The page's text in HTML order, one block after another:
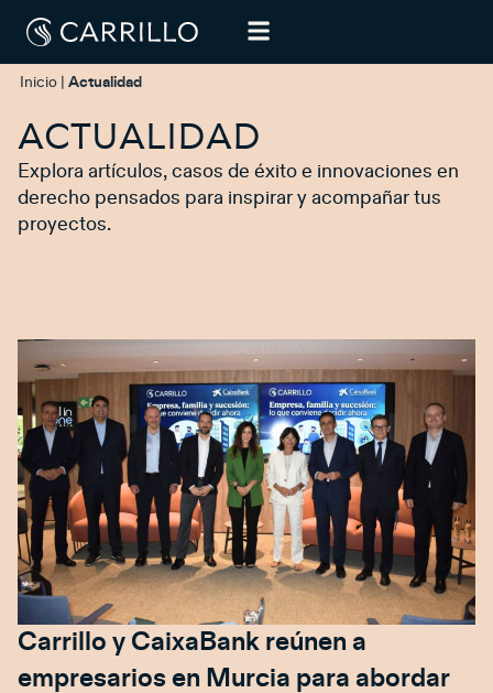
Inicio Actualidad
ACTUALIDAD
Explora artículos, casos de éxito e innovaciones en
derecho pensados para inspirar y acompañar tus
proyectos.
Carrillo y CaixaBank reúnen a
empresarios en Murcia para abordar